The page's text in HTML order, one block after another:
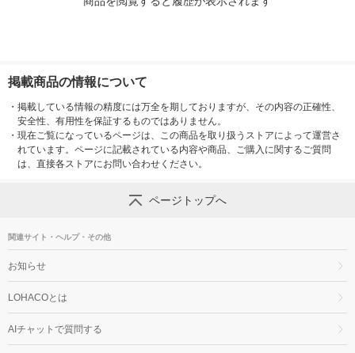
掲載商品の情報について
・ 掲載している情報の精度には万全を期しておりますが、その内容の正確性、
安全性、有用性を保証するものではありません。
・ 現在ご覧になっているページは、この商品を取り扱うストアによって運営さ
れています。ページに記載されている内容や商品、ご購入に関するご質問
は、直接各ストアにお問い合わせください。
ページトップへ
関連サイト・ヘルプ・その他
お知らせ
LOHACOとは
AIチャットで質問する